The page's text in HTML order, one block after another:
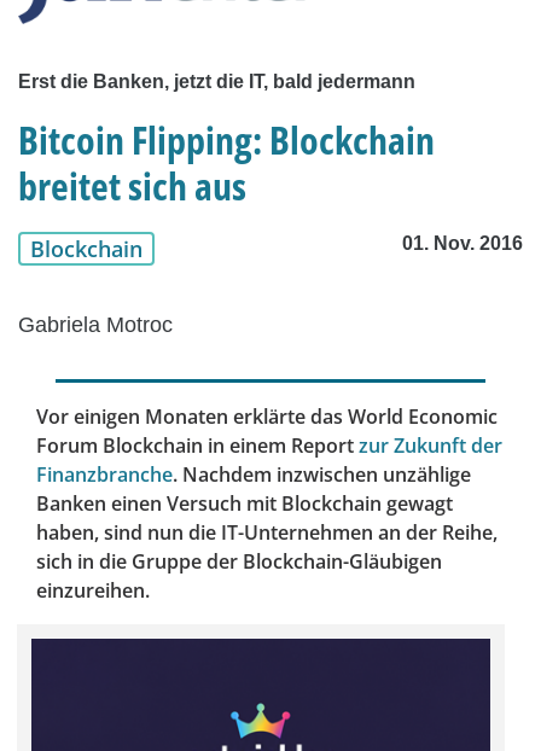
Erst die Banken, jetzt die IT, bald jedermann
Bitcoin Flipping: Blockchain
breitet sich aus
Blockchain 01. Nov. 2016
Gabriela Motroc
Vor einigen Monaten erklärte das World Economic
Forum Blockchain in einem Reportzur Zukunft der
Finanzbranche. Nachdem inzwischen unzählige
Banken einen Versuch mit Blockchain gewagt
haben, sind nun die IT-Unternehmen an der Reihe,
sich in die Gruppe der Blockchain-Gläubigen
einzureihen.